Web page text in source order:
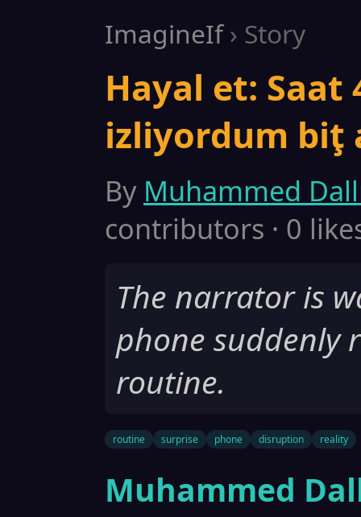
ImagineIf› Story
Hayal et: Saat
izliyordum biţ
By Muhammed
contributors · 0
The narrator is
phone suddenly
routine.
routine surprise phone disruption reality
Muhammed